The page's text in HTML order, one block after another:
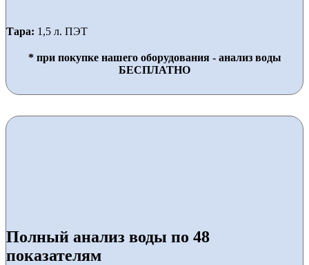
Тара: 1,5 л. ПЭТ
* при покупке нашего оборудования - анализ воды
БЕСПЛАТНО
Полный анализ воды по 48
показателям